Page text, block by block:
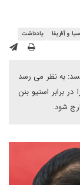
و آفریقا یادداشت
به نظر می رسد
برابر استیو بنن
شود.